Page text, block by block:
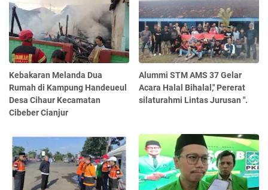
Kebakaran Melanda Dua
Rumah di Kampung Handeueul
Desa Cihaur Kecamatan
Cibeber Cianjur
Alummi STM AMS 37 Gelar
Acara Halal Bihalal," Pererat
silaturahmi Lintas Jurusan ".